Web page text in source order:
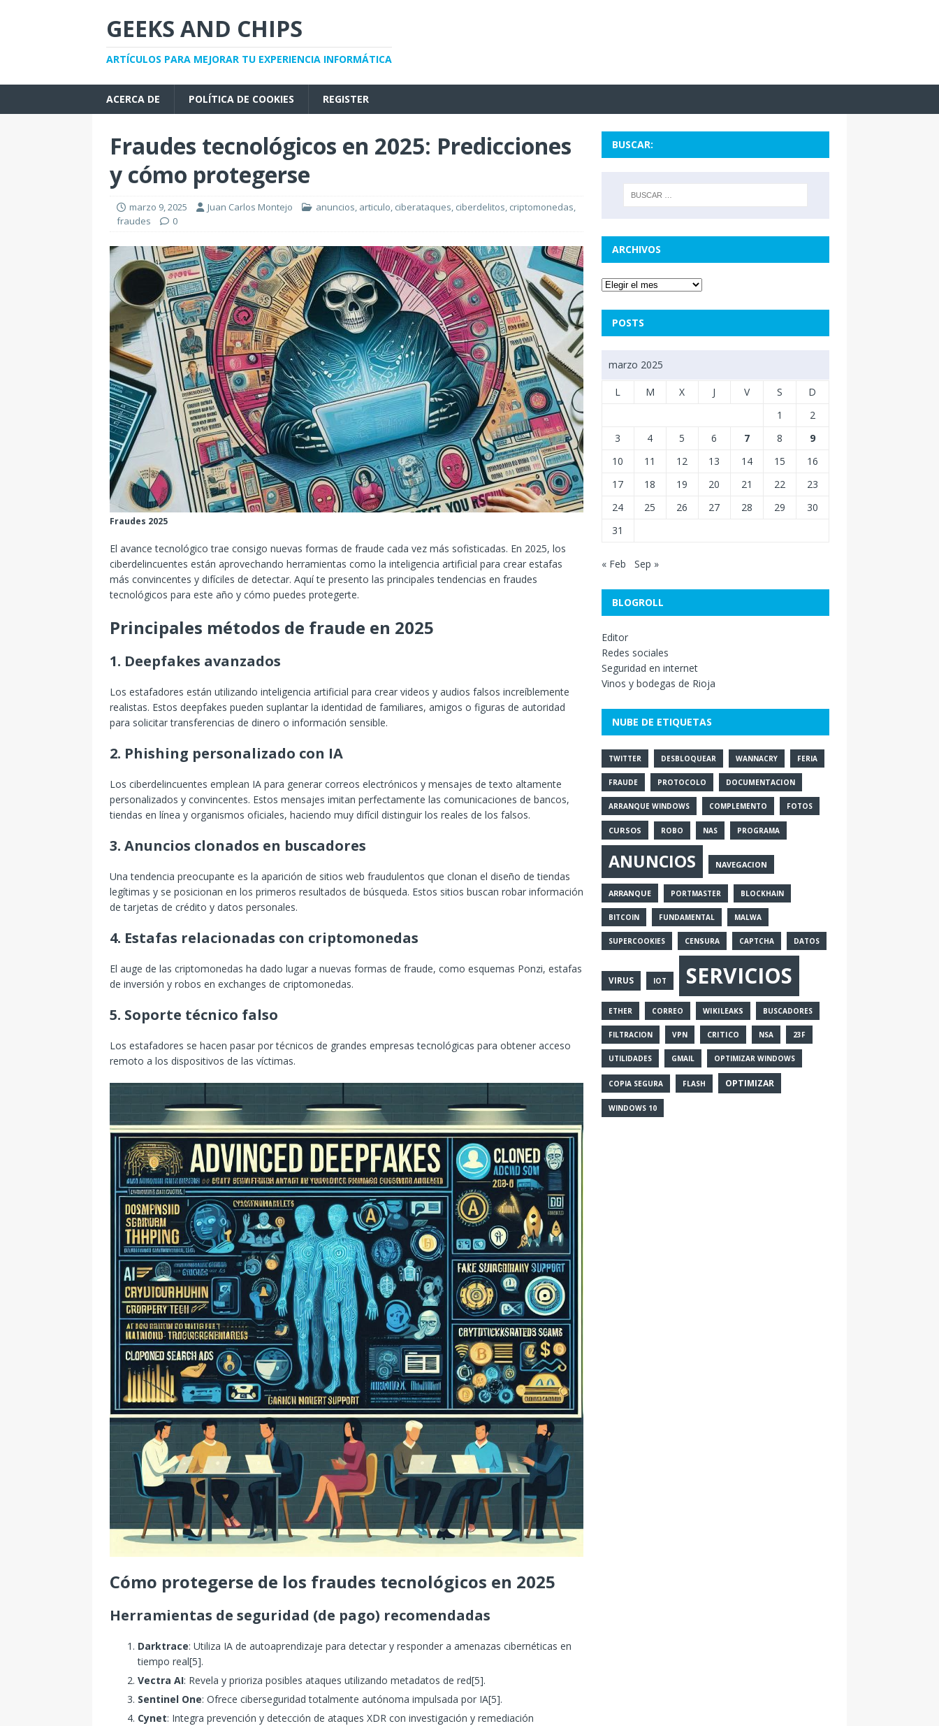
GEEKS AND CHIPS
ARTÍCULOS PARA MEJORAR TU EXPERIENCIA INFORMÁTICA
ACERCA DE POLÍTICA DE COOKIES REGISTER
Fraudes tecnológicos en 2025: Predicciones
y cómo protegerse
marzo 9, 2025 Juan Carlos Montejo anuncios, articulo, ciberataques, ciberdelitos, criptomonedas,
fraudes
0
Fraudes 2025
El avance tecnológico trae consigo nuevas formas de fraude cada vez más sofisticadas. En 2025, los
ciberdelincuentes están aprovechando herramientas como la inteligencia artificial para crear estafas
más convincentes y difíciles de detectar. Aquí te presento las principales tendencias en fraudes
tecnológicos para este año y cómo puedes protegerte.
Principales métodos de fraude en 2025
1. Deepfakes avanzados
Los estafadores están utilizando inteligencia artificial para crear videos y audios falsos increíblemente
realistas. Estos deepfakes pueden suplantar la identidad de familiares, amigos o figuras de autoridad
para solicitar transferencias de dinero o información sensible.
2. Phishing personalizado con IA
Los ciberdelincuentes emplean IA para generar correos electrónicos y mensajes de texto altamente
personalizados y convincentes. Estos mensajes imitan perfectamente las comunicaciones de bancos,
tiendas en línea y organismos oficiales, haciendo muy difícil distinguir los reales de los falsos.
3. Anuncios clonados en buscadores
Una tendencia preocupante es la aparición de sitios web fraudulentos que clonan el diseño de tiendas
legítimas y se posicionan en los primeros resultados de búsqueda. Estos sitios buscan robar información
de tarjetas de crédito y datos personales.
4. Estafas relacionadas con criptomonedas
El auge de las criptomonedas ha dado lugar a nuevas formas de fraude, como esquemas Ponzi, estafas
de inversión y robos en exchanges de criptomonedas.
5. Soporte técnico falso
Los estafadores se hacen pasar por técnicos de grandes empresas tecnológicas para obtener acceso
remoto a los dispositivos de las víctimas.
Cómo protegerse de los fraudes tecnológicos en 2025
Herramientas de seguridad (de pago) recomendadas
Darktrace: Utiliza IA de autoaprendizaje para detectar y responder a amenazas cibernéticas en
tiempo real[5].
Vectra AI: Revela y prioriza posibles ataques utilizando metadatos de red[5].
Sentinel One: Ofrece ciberseguridad totalmente autónoma impulsada por IA[5].
Cynet: Integra prevención y detección de ataques XDR con investigación y remediación
BUSCAR:
ARCHIVOS
POSTS
marzo 2025
L M X J V S
D
1
2
3
4 5 6 7 8
9
10
11 12 13 14 15
16
17
18 19 20 21 22
23
24
25 26 27 28 29
30
31
« Feb Sep »
BLOGROLL
Editor
Redes sociales
Seguridad en internet
Vinos y bodegas de Rioja
NUBE DE ETIQUETAS
TWITTER DESBLOQUEAR WANNACRY FERIA
FRAUDE PROTOCOLO DOCUMENTACION
ARRANQUE WINDOWS COMPLEMENTO FOTOS
CURSOS ROBO NAS PROGRAMA
ANUNCIOS NAVEGACION
ARRANQUE PORTMASTER BLOCKHAIN
BITCOIN FUNDAMENTAL MALWA
SUPERCOOKIES CENSURA CAPTCHA DATOS
VIRUS IOT SERVICIOS
ETHER CORREO WIKILEAKS BUSCADORES
FILTRACION VPN CRITICO NSA 23F
UTILIDADES GMAIL OPTIMIZAR WINDOWS
COPIA SEGURA FLASH OPTIMIZAR
WINDOWS 10